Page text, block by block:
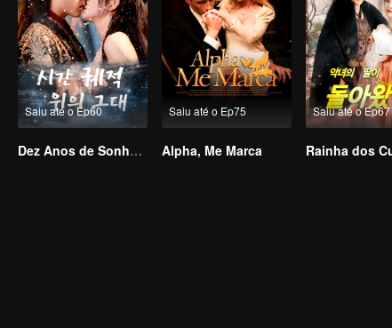
Saiu até o Ep60
Dez Anos de Sonhos – Nos Encontraremos Novamente?
Saiu até o Ep75
Alpha, Me Marca
Saiu até o Ep67